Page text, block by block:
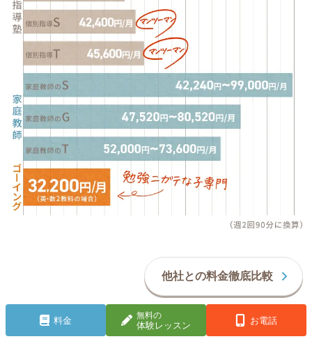
他社との料金徹底比較
料金 無料の
体験レッスン お電話